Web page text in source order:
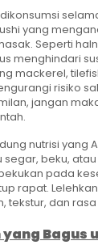
yang
Seperti
menghindari
mackerel,
risiko
jangan
nutrisi yang
segar, beku,
pada
rapat.
tekstur, dan
yang Bagus